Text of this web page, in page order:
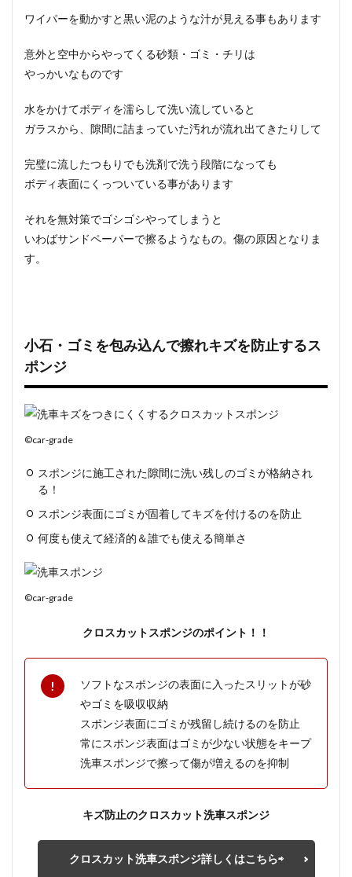
ワイパーを動かすと黒い泥のような汁が見える事もあります
意外と空中からやってくる砂類・ゴミ・チリは
やっかいなものです
水をかけてボディを濡らして洗い流していると
ガラスから、隙間に詰まっていた汚れが流れ出てきたりして
完璧に流したつもりでも洗剤で洗う段階になっても
ボディ表面にくっついている事があります
それを無対策でゴシゴシやってしまうと
いわばサンドペーパーで擦るようなもの。傷の原因となりま
す。
小石・ゴミを包み込んで擦れキズを防止するス
ポンジ
©car-grade
スポンジに施工された隙間に洗い残しのゴミが格納され
る！
スポンジ表面にゴミが固着してキズを付けるのを防止
何度も使えて経済的＆誰でも使える簡単さ
©car-grade
クロスカットスポンジのポイント！！
ソフトなスポンジの表面に入ったスリットが砂
やゴミを吸収収納
スポンジ表面にゴミが残留し続けるのを防止
常にスポンジ表面はゴミが少ない状態をキープ
洗車スポンジで擦って傷が増えるのを抑制
キズ防止のクロスカット洗車スポンジ
クロスカット洗車スポンジ詳しくはこちら⇨